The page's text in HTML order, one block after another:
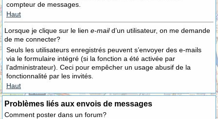
compteur de messages.
Haut
Lorsque je clique sur le lien e-maild’un utilisateur, on me demande
de me connecter?
Seuls les utilisateurs enregistrés peuvent s’envoyer des e-mails
via le formulaire intégré (si la fonction a été activée par
l’administrateur). Ceci pour empêcher un usage abusif de la
fonctionnalité par les invités.
Haut
Problèmes liés aux envois de messages
Comment poster dans un forum?